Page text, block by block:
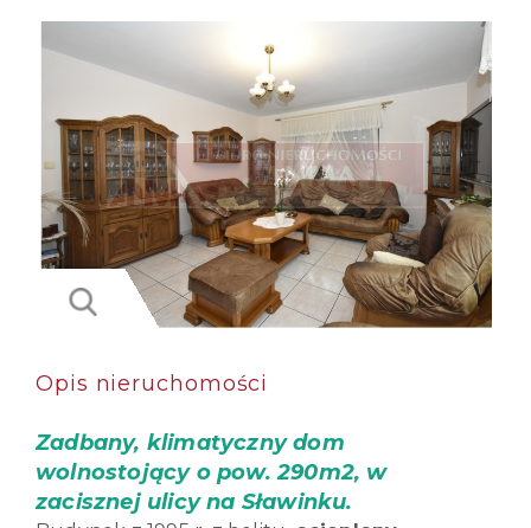
Opis nieruchomości
Zadbany, klimatyczny dom
wolnostojący o pow. 290m2, w
zacisznej ulicy na Sławinku.